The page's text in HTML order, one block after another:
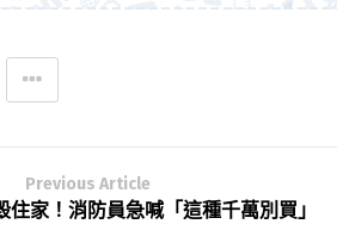
Previous Article
住家！消防員急喊「這種千萬別買」